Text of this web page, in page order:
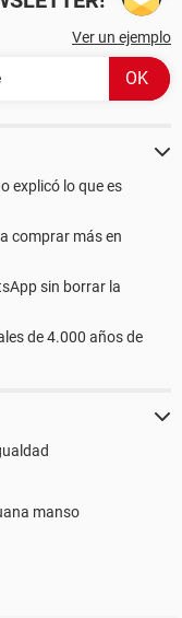
Ver un ejemplo
explicó lo que es
comprar más en
sin borrar la
de 4.000 años de
manso